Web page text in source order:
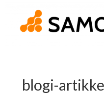
blogi-